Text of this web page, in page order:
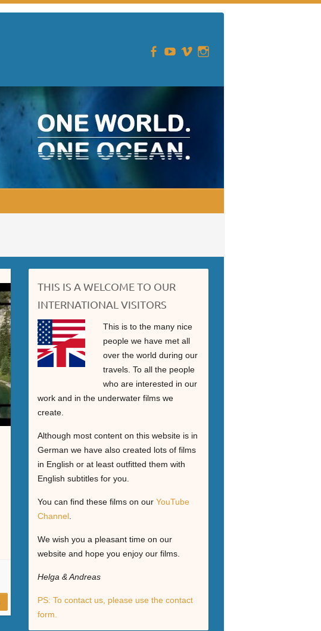
THIS IS A WELCOME TO OUR
INTERNATIONAL VISITORS
This is to the many nice
people we have met all
over the world during our
travels. To all the people
who are interested in our
work and in the underwater films we
create.
Although most content on this website is in
German we have also created lots of films
in English or at least outfitted them with
English subtitles for you.
You can find these films on our YouTube
Channel.
We wish you a pleasant time on our
website and hope you enjoy our films.
Helga & Andreas
PS: To contact us, please use the contact
form.